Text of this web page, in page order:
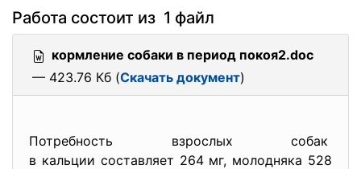
Работа состоит из 1 файл
кормление собаки в период покоя2.doc
— 423.76 Кб (Скачать документ)
Потребность взрослых собак
в кальции составляет 264 мг, молодняка 528